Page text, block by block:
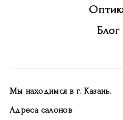
Блог
Мы находимся в г. Казань.
Адреса салонов